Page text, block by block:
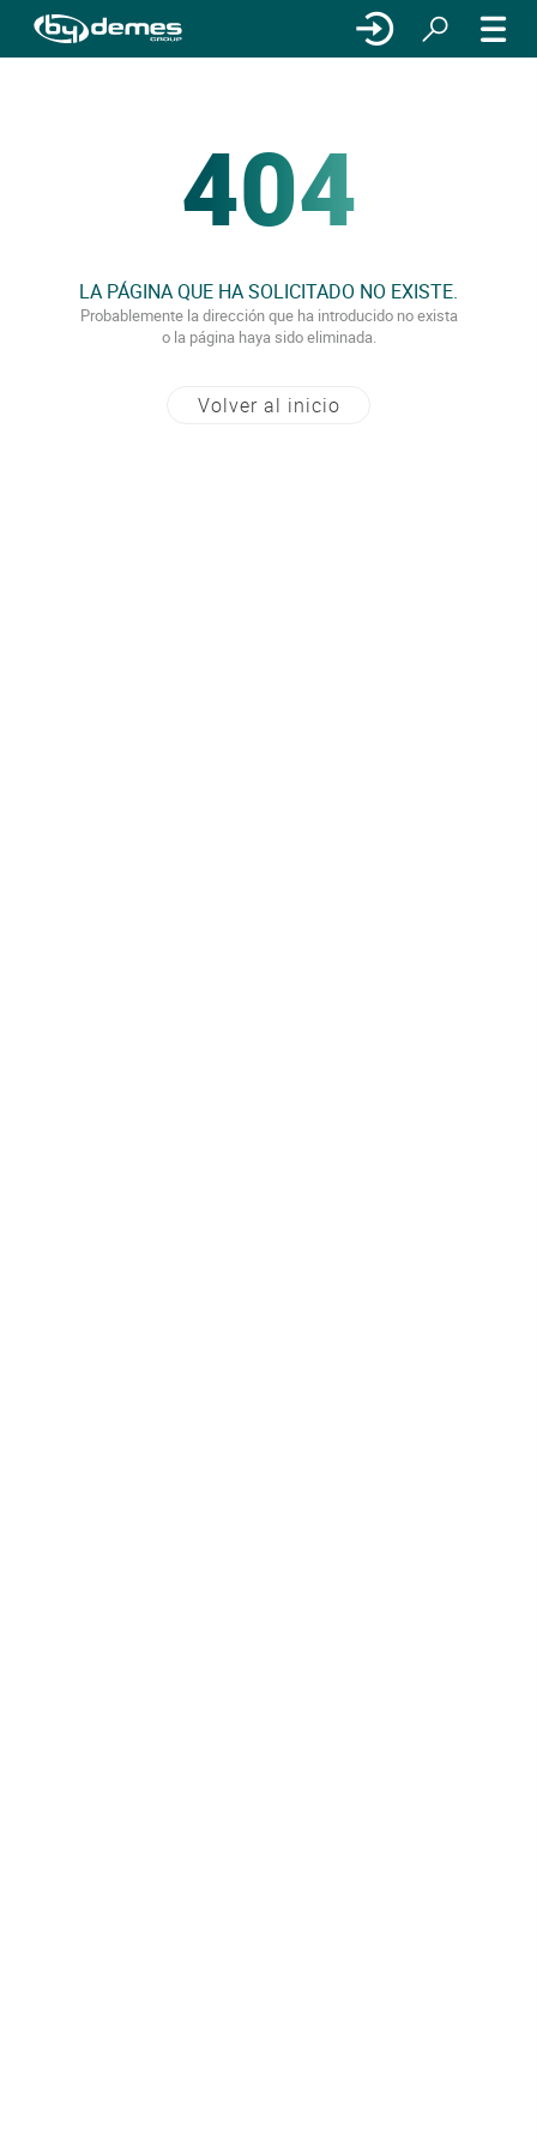
404
LA PÁGINA QUE HA SOLICITADO NO EXISTE.
Probablemente la dirección que ha introducido no exista
o la página haya sido eliminada.
Volver al inicio